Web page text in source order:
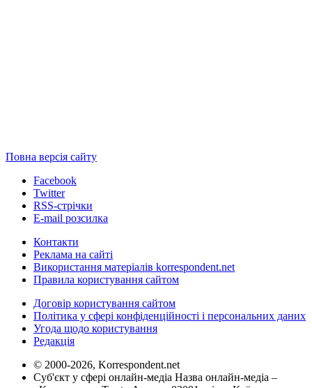
Повна версія сайту
Facebook
Twitter
RSS-стрічки
E-mail розсилка
Контакти
Реклама на сайті
Використання матеріалів korrespondent.net
Правила користування сайтом
Договір користування сайтом
Політика у сфері конфіденційності і персональних даних
Угода щодо користування
Редакція
© 2000-2026, Korrespondent.net
Суб'єкт у сфері онлайн-медіа Назва онлайн-медіа –